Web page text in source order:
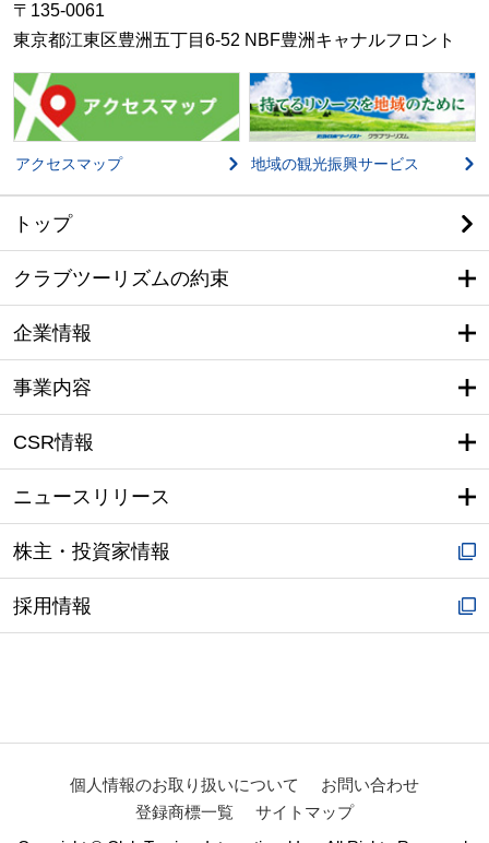
〒135-0061
東京都江東区豊洲五丁目6-52 NBF豊洲キャナルフロント
アクセスマップ 地域の観光振興サービス
トップ
クラブツーリズムの約束
企業情報
事業内容
CSR情報
ニュースリリース
株主・投資家情報
採用情報
個人情報のお取り扱いについて
お問い合わせ
登録商標一覧
サイトマップ